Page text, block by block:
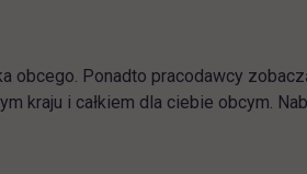
obcego. Ponadto pracodawcy
kraju i całkiem dla ciebie obcym.